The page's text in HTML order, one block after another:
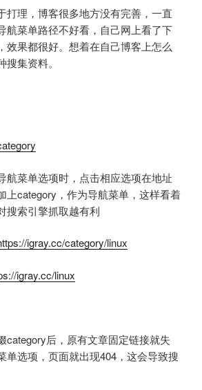
打理，博客很多地方没有完善，一直
航菜单路径不好看，自己网上看了下
效果都很好。想着在自己博客上怎么
集资料。
航菜单选项时，点击相应选项在地址
上category，作为导航菜单，这样看着
搜索引擎抓取越有利
igray.cc/category/linux
igray.cc/linux
category后，原有文章固定链接就失
单选项，页面就出现404，这会导致搜